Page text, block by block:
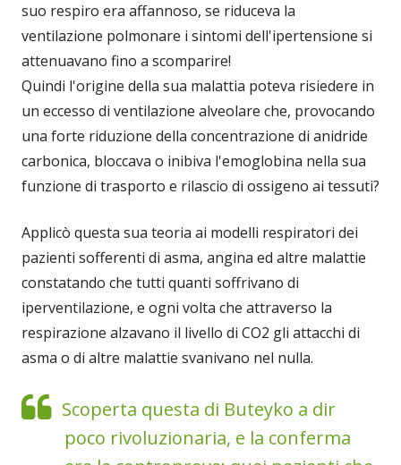
suo respiro era affannoso, se riduceva la
ventilazione polmonare i sintomi dell'ipertensione si
attenuavano fino a scomparire!
Quindi l'origine della sua malattia poteva risiedere in
un eccesso di ventilazione alveolare che, provocando
una forte riduzione della concentrazione di anidride
carbonica, bloccava o inibiva l'emoglobina nella sua
funzione di trasporto e rilascio di ossigeno ai tessuti?
Applicò questa sua teoria ai modelli respiratori dei
pazienti sofferenti di asma, angina ed altre malattie
constatando che tutti quanti soffrivano di
iperventilazione, e ogni volta che attraverso la
respirazione alzavano il livello di CO2 gli attacchi di
asma o di altre malattie svanivano nel nulla.
Scoperta questa di Buteyko a dir
poco rivoluzionaria, e la conferma